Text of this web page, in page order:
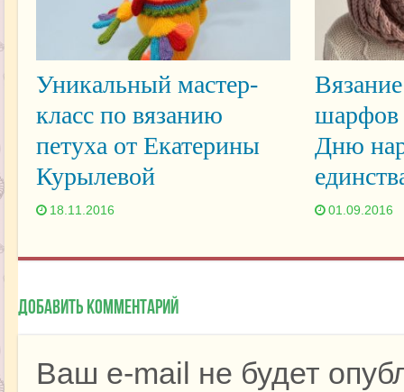
Уникальный мастер-
класс по вязанию
петуха от Екатерины
Курылевой
18.11.2016
шарфов
Дню
01.09.2016
Добавить комментарий
Ваш e-mail не будет